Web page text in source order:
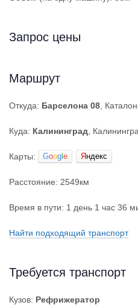
Запрос цены
Маршрут
Откуда: Барселона 08 ,
Куда: Калининград ,
Карты: Goog e Яндекс
Расстояние: 2549км
Время в пути: 1 день 1 час 36
Найти подходящий транспорт
Требуется транспорт
Кузов: Рефрижератор